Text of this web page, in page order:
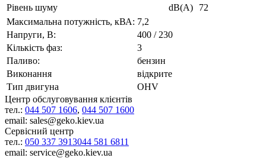
Рівень шуму
dB(A)
72
Максимальна потужність, кВА: 7,2
Напруги, В:
400 / 230
Кількість фаз:
3
Паливо:
бензин
Виконання
відкрите
Тип двигуна
OHV
Центр обслуговування клієнтів
тел.: 044 507 1606, 044 507 1600
email: sales@geko.kiev.ua
Сервісний центр
тел.: 050 337 3913044 581 6811
email: service@geko.kiev.ua